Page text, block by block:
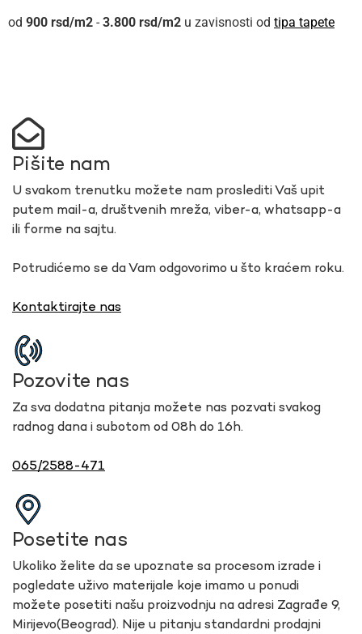
900 rsd - 3.800 rsd u zavisnosti od tipa tapete
Pišite nam
U svakom trenutku možete nam proslediti Vaš upit
putem mail-a, društvenih mreža, viber-a, whatsapp-a
ili forme na sajtu.
Potrudićemo se da Vam odgovorimo u što kraćem roku.
Kontaktirajte nas
Pozovite nas
Za sva dodatna pitanja možete nas pozvati svakog
radnog dana i subotom od 08h do 16h.
065/2588-471
Posetite nas
Ukoliko želite da se upoznate sa procesom izrade i
pogledate uživo materijale koje imamo u ponudi
možete posetiti našu proizvodnju na adresi Zagrađe 9,
Mirijevo(Beograd). Nije u pitanju standardni prodajni